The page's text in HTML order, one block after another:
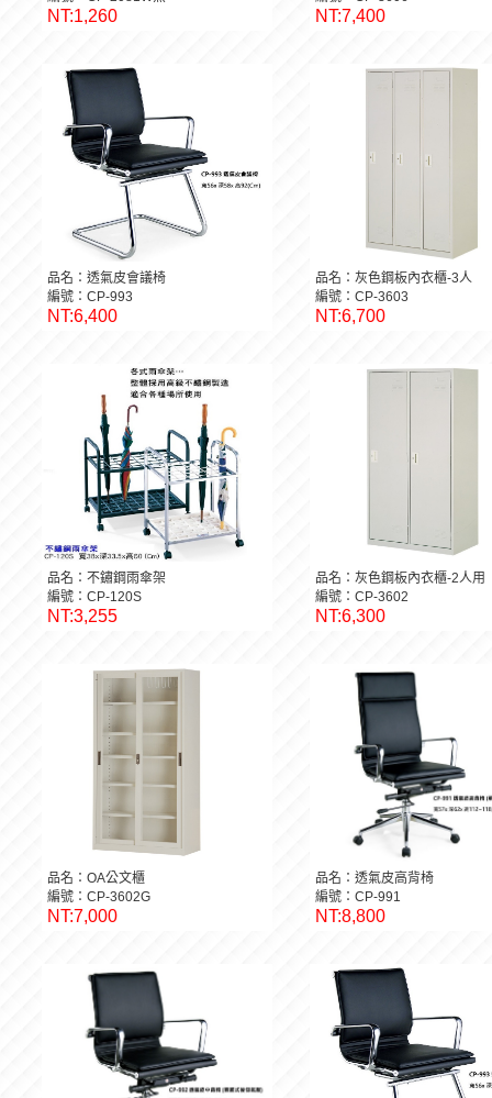
NT:1,260 NT:7,400
品名：透氣皮會議椅
編號：CP-993
NT:6,400
品名：灰色鋼板內衣櫃-3人
編號：CP-3603
NT:6,700
品名：不鏽鋼雨傘架
編號：CP-120S
NT:3,255
品名：灰色鋼板內衣櫃-2人用
編號：CP-3602
NT:6,300
品名：OA公文櫃
編號：CP-3602G
NT:7,000
品名：透氣皮高背椅
編號：CP-991
NT:8,800